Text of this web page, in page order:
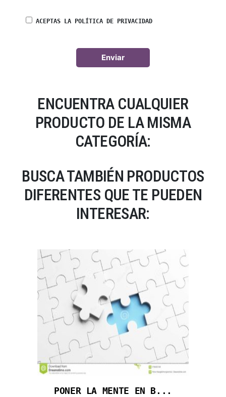
ACEPTAS LA POLÍTICA DE PRIVACIDAD
ENCUENTRA CUALQUIER
PRODUCTO DE LA MISMA
CATEGORÍA:
BUSCA TAMBIÉN PRODUCTOS
DIFERENTES QUE TE PUEDEN
INTERESAR:
PONER LA MENTE EN B...